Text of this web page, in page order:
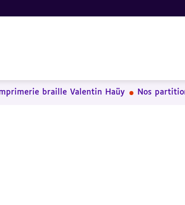
braille Valentin Haüy Nos